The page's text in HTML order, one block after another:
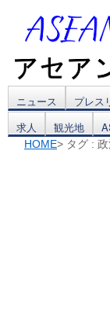
コ
ン
ニュース プレス
求人
観光地
HOME> タグ :